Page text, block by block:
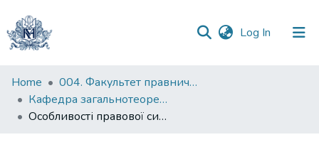
Log In (current)
Communities
&
Collections
Home
004. Факультет правничих наук
Кафедра загальнотеоретичного правознавства та публічного права
Особливості правової системи України і їх вплив на втілення європейських правових стандартів у національну законодавчу й правозастосовну практику